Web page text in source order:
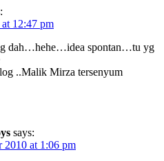
12:47 pm
dah…hehe…idea spontan…tu yg
..Malik Mirza tersenyum
says:
2010 at 1:06 pm